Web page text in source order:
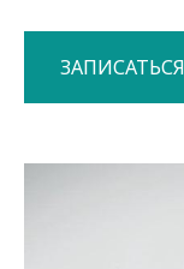
ЗАПИСАТЬСЯ